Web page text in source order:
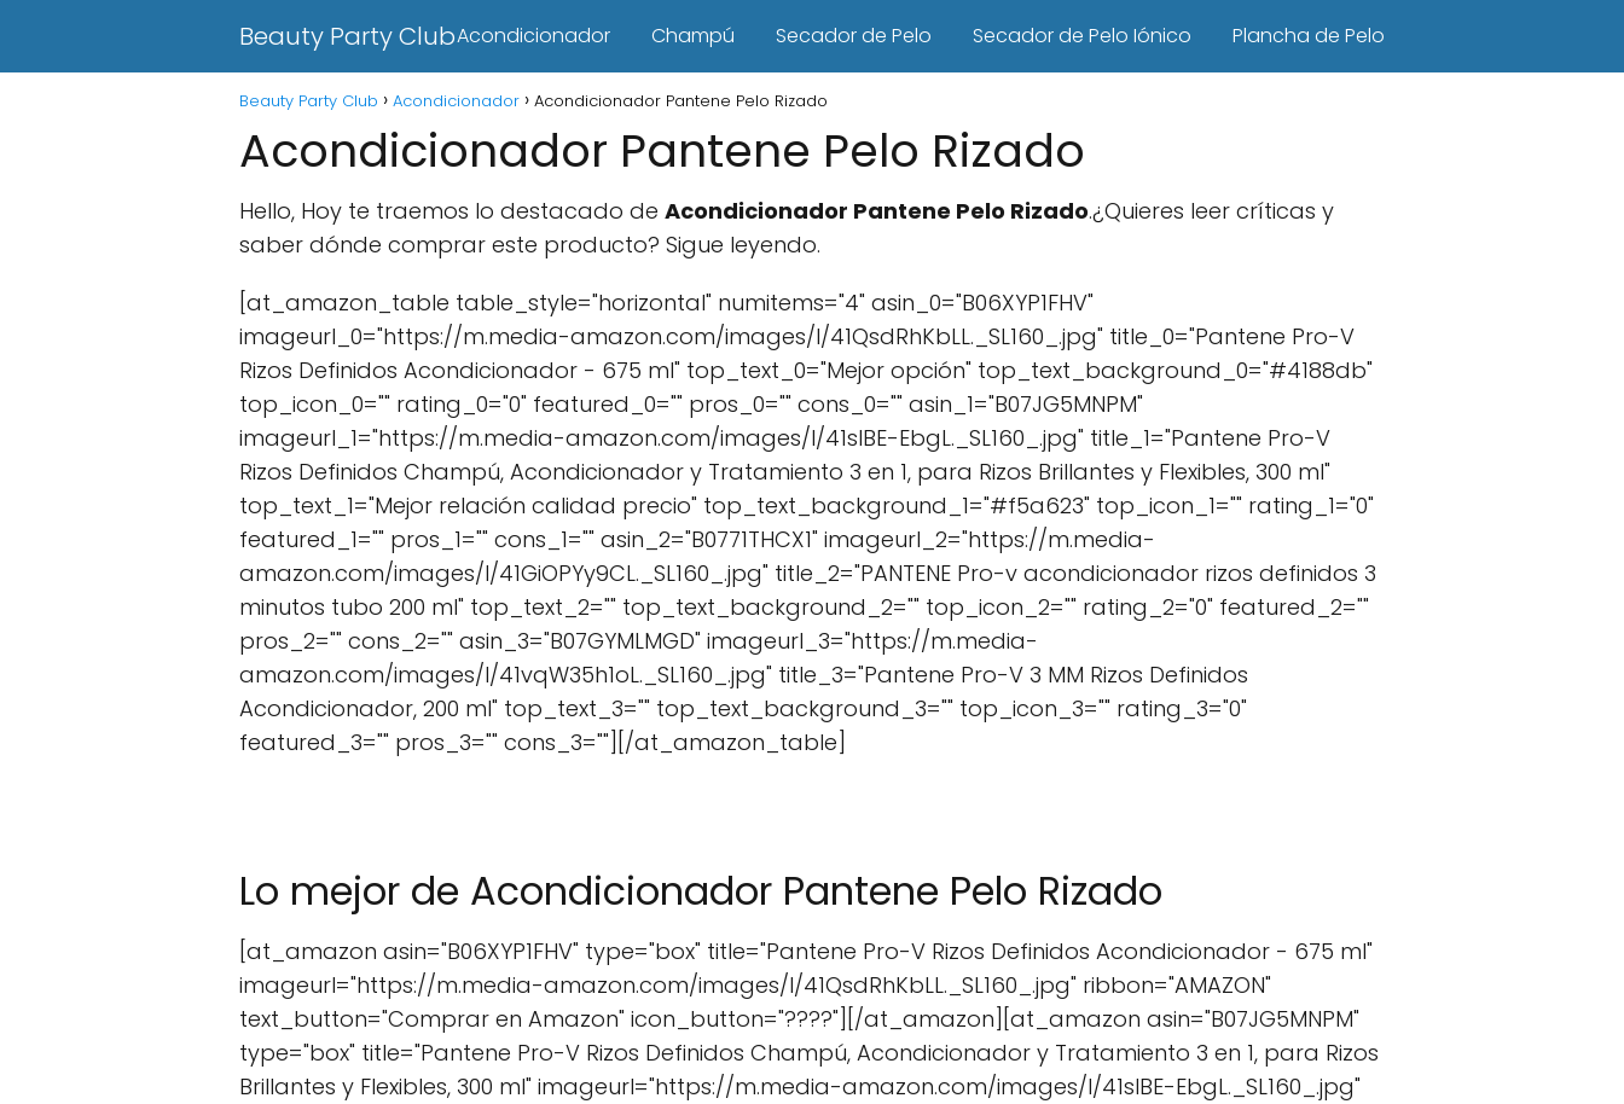
Beauty Party ClubAcondicionador Champú Secador de Pelo Secador de Pelo Iónico Plancha de Pelo
Beauty Party Club Acondicionador Acondicionador Pantene Pelo Rizado
Acondicionador Pantene Pelo Rizado
Hello, Hoy te traemos lo destacado de Acondicionador Pantene Pelo Rizado.¿Quieres leer críticas y
saber dónde comprar este producto? Sigue leyendo.
[at_amazon_table table_style="horizontal" numitems="4" asin_0="B06XYP1FHV"
imageurl_0="https://m.media-amazon.com/images/I/41QsdRhKbLL._SL160_.jpg" title_0="Pantene Pro-V
Rizos Definidos Acondicionador - 675 ml" top_text_0="Mejor opción" top_text_background_0="#4188db"
top_icon_0="" rating_0="0" featured_0="" pros_0="" cons_0="" asin_1="B07JG5MNPM"
imageurl_1="https://m.media-amazon.com/images/I/41sIBE-EbgL._SL160_.jpg" title_1="Pantene Pro-V
Rizos Definidos Champú, Acondicionador y Tratamiento 3 en 1, para Rizos Brillantes y Flexibles, 300 ml"
top_text_1="Mejor relación calidad precio" top_text_background_1="#f5a623" top_icon_1="" rating_1="0"
featured_1="" pros_1="" cons_1="" asin_2="B0771THCX1" imageurl_2="https://m.media-
amazon.com/images/I/41GiOPYy9CL._SL160_.jpg" title_2="PANTENE Pro-v acondicionador rizos definidos 3
minutos tubo 200 ml" top_text_2="" top_text_background_2="" top_icon_2="" rating_2="0" featured_2=""
pros_2="" cons_2="" asin_3="B07GYMLMGD" imageurl_3="https://m.media-
amazon.com/images/I/41vqW35h1oL._SL160_.jpg" title_3="Pantene Pro-V 3 MM Rizos Definidos
Acondicionador, 200 ml" top_text_3="" top_text_background_3="" top_icon_3="" rating_3="0"
featured_3="" pros_3="" cons_3=""][/at_amazon_table]
Lo mejor de Acondicionador Pantene Pelo Rizado
[at_amazon asin="B06XYP1FHV" type="box" title="Pantene Pro-V Rizos Definidos Acondicionador - 675 ml"
imageurl="https://m.media-amazon.com/images/I/41QsdRhKbLL._SL160_.jpg" ribbon="AMAZON"
text_button="Comprar en Amazon" icon_button="????"][/at_amazon][at_amazon asin="B07JG5MNPM"
type="box" title="Pantene Pro-V Rizos Definidos Champú, Acondicionador y Tratamiento 3 en 1, para Rizos
Brillantes y Flexibles, 300 ml" imageurl="https://m.media-amazon.com/images/I/41sIBE-EbgL._SL160_.jpg"